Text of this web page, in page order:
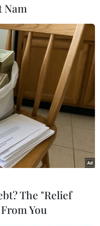
rồi tự thiêu.
năng làm rõ./.
(TTXVN/Vietnam+)
Nam
The "Relief
You